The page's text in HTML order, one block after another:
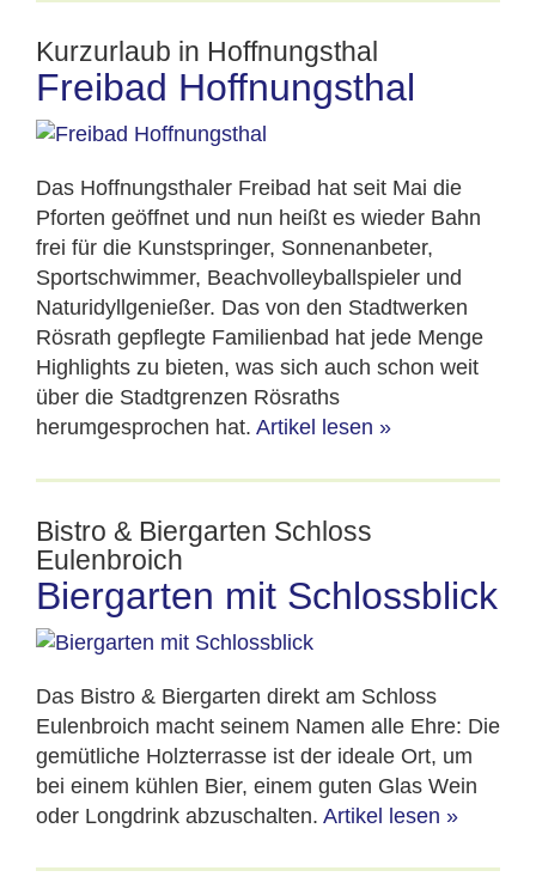
Kurzurlaub in Hoffnungsthal
Freibad Hoffnungsthal
Das Hoffnungsthaler Freibad hat seit Mai die
Pforten geöffnet und nun heißt es wieder Bahn
frei für die Kunstspringer, Sonnenanbeter,
Sportschwimmer, Beachvolleyballspieler und
Naturidyllgenießer. Das von den Stadtwerken
Rösrath gepflegte Familienbad hat jede Menge
Highlights zu bieten, was sich auch schon weit
über die Stadtgrenzen Rösraths
herumgesprochen hat. Artikel lesen »
Bistro & Biergarten Schloss
Eulenbroich
Biergarten mit Schlossblick
Das Bistro & Biergarten direkt am Schloss
Eulenbroich macht seinem Namen alle Ehre: Die
gemütliche Holzterrasse ist der ideale Ort, um
bei einem kühlen Bier, einem guten Glas Wein
oder Longdrink abzuschalten. Artikel lesen »